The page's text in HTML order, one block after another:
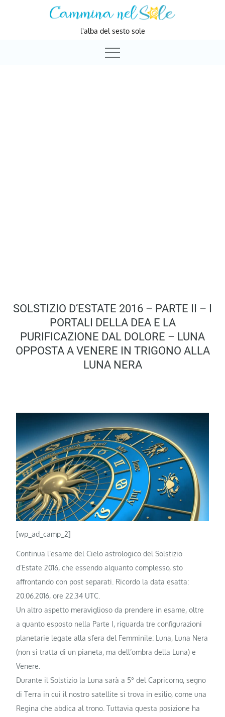
l'alba del sesto sole
SOLSTIZIO D’ESTATE 2016 – PARTE II – I
PORTALI DELLA DEA E LA
PURIFICAZIONE DAL DOLORE – LUNA
OPPOSTA A VENERE IN TRIGONO ALLA
LUNA NERA
[wp_ad_camp_2]
Continua l’esame del Cielo astrologico del Solstizio
d’Estate 2016, che essendo alquanto complesso, sto
affrontando con post separati. Ricordo la data esatta:
20.06.2016, ore 22.34 UTC.
Un altro aspetto meraviglioso da prendere in esame, oltre
a quanto esposto nella Parte I, riguarda tre configurazioni
planetarie legate alla sfera del Femminile: Luna, Luna Nera
(non si tratta di un pianeta, ma dell’ombra della Luna) e
Venere.
Durante il Solstizio la Luna sarà a 5° del Capricorno, segno
di Terra in cui il nostro satellite si trova in esilio, come una
Regina che abdica al trono. Tuttavia questa posizione ha